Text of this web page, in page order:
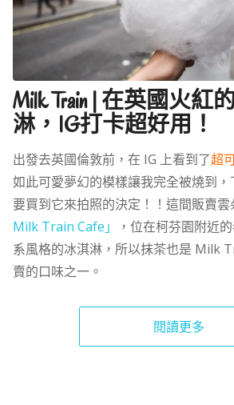
Milk Train | 在英國火紅
淋，IG打卡超好用！
出發去英國倫敦前，在 IG 上看到了超
如此可愛夢幻的模樣讓我完全被燒到
要買到它來拍照的決定！！這間販賣
Milk Train Cafe」
，位在柯芬園附近
系風格的冰淇淋，所以抹茶也是 Milk
賣的口味之一。
閱讀更多